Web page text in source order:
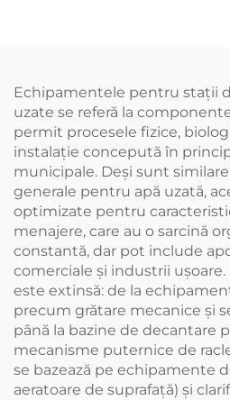
Echipamentele pentru stații
uzate se referă la
permit procesele fizice,
instalație concepută în
municipale. Deși sunt
generale pentru apă uzată,
optimizate pentru
menajere, care au o sarcină
constantă, dar pot include
comerciale și industrii
este extinsă: de la
precum grătare mecanice și
până la bazine de decantare
mecanisme puternice de
se bazează pe echipamente
aeratoare de suprafață) și